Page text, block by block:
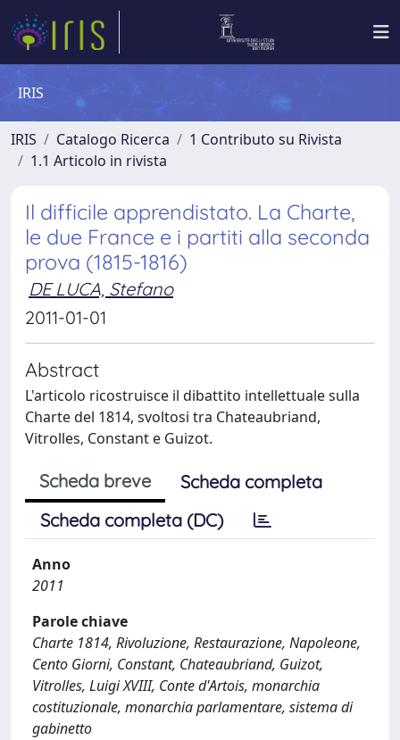
IRIS
IRIS Catalogo Ricerca
1 Contributo su Rivista
1.1 Articolo in rivista
Il difficile apprendistato. La Charte,
le due France e i partiti alla seconda
prova (1815-1816)
DE LUCA, Stefano
2011-01-01
Abstract
L'articolo ricostruisce il dibattito intellettuale sulla
Charte del 1814, svoltosi tra Chateaubriand,
Vitrolles, Constant e Guizot.
Scheda breve
Scheda completa
Scheda completa (DC)
Anno
2011
Parole chiave
Charte 1814, Rivoluzione, Restaurazione, Napoleone,
Cento Giorni, Constant, Chateaubriand, Guizot,
Vitrolles, Luigi XVIII, Conte d'Artois, monarchia
costituzionale, monarchia parlamentare, sistema di
gabinetto